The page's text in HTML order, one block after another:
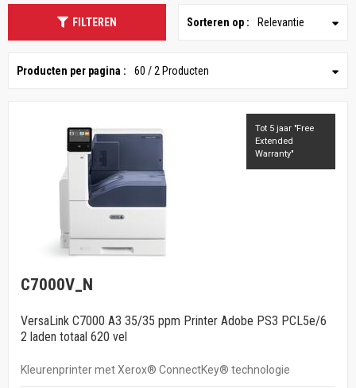
FILTEREN Sorteren op : Relevantie
Producten per pagina : 60 / 2 Producten
Tot 5 jaar "Free
Extended
Warranty"
C7000V_N
VersaLink C7000 A3 35/35 ppm Printer Adobe PS3 PCL5e/6
2 laden totaal 620 vel
Kleurenprinter met Xerox® ConnectKey® technologie